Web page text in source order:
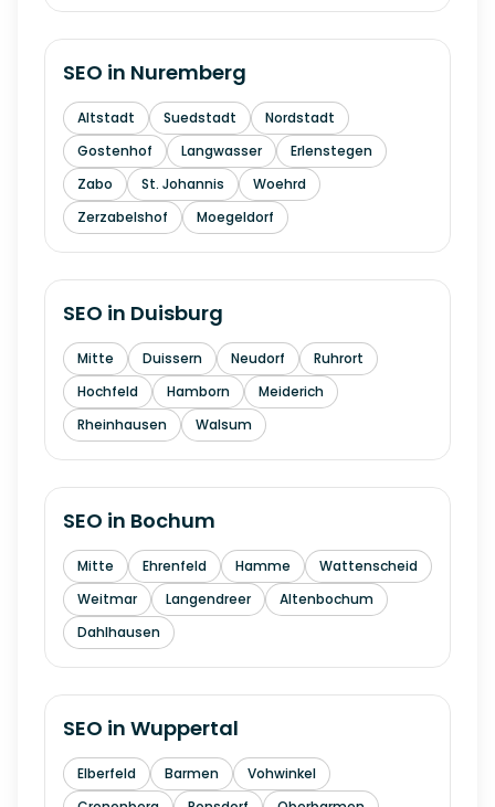
SEO in Nuremberg
Altstadt Suedstadt
Nordstadt
Gostenhof
Langwasser
Erlenstegen
Zabo
St. Johannis
Woehrd
Zerzabelshof
Moegeldorf
SEO in Duisburg
Mitte Duissern Neudorf
Ruhrort
Hochfeld
Hamborn
Meiderich
Rheinhausen
Walsum
SEO in Bochum
Mitte Ehrenfeld Hamme
Wattenscheid
Weitmar
Langendreer
Altenbochum
Dahlhausen
SEO in Wuppertal
Elberfeld Barmen
Vohwinkel